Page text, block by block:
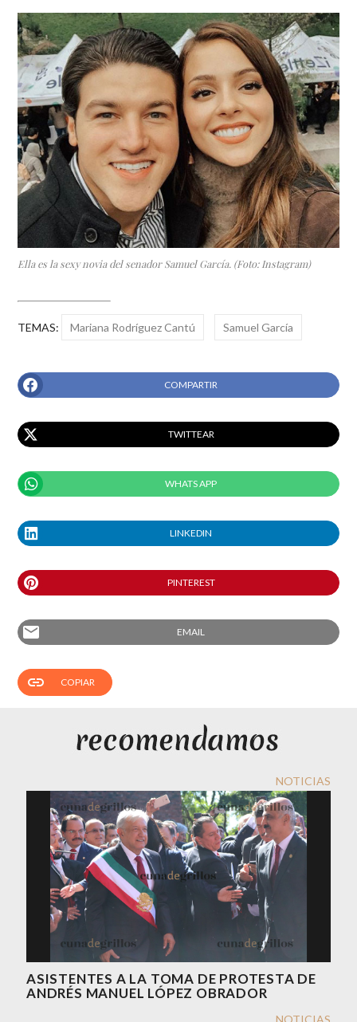
Ella es la sexy novia del senador Samuel García. (Foto: Instagram)
TEMAS: Mariana Rodríguez Cantú Samuel García
COMPARTIR
TWITTEAR
WHATS APP
LINKEDIN
PINTEREST
email EMAIL
link COPIAR
NOTICIAS
ASISTENTES A LA TOMA DE PROTESTA DE
ANDRÉS MANUEL LÓPEZ OBRADOR
NOTICIAS